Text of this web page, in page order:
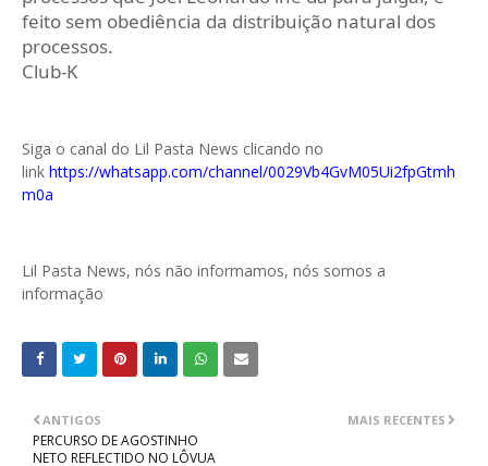
feito sem obediência da distribuição natural dos
processos.
Club-K
Siga o canal do Lil Pasta News clicando no
link https://whatsapp.com/channel/0029Vb4GvM05Ui2fpGtmh
m0a
Lil Pasta News, nós não informamos, nós somos a
informação
MAIS RECENTES
ANTIGOS
PERCURSO DE AGOSTINHO
NETO REFLECTIDO NO LÔVUA